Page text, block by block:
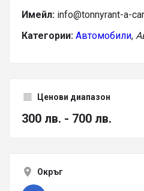
Имейл: info@tonnyrant-a-
Категории: Автомобили,
Ценови диапазон
300 лв. - 700 лв.
Окръг